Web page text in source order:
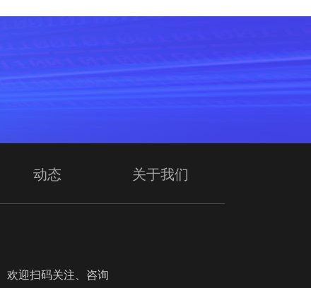
动态 关于我们
扫码关注、咨询